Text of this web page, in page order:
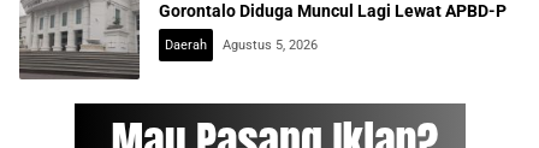
Gorontalo Diduga Muncul Lagi Lewat APBD-P
Daerah Agustus 5, 2026